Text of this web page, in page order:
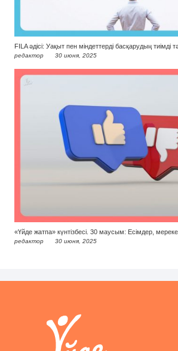
FILA әдісі: Уақыт пен міндеттерді басқарудың тиімді
редактор 30 июня, 2025
«Үйде жатпа» күнтізбесі. 30 маусым: Есімдер,
редактор 30 июня, 2025